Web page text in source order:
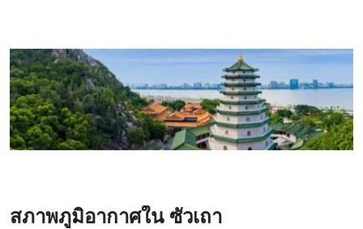
สภาพภูมิอากาศใน ซัวเถา